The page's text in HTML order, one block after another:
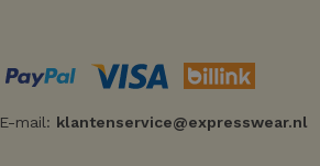
E-mail: klantenservice@expresswear.nl